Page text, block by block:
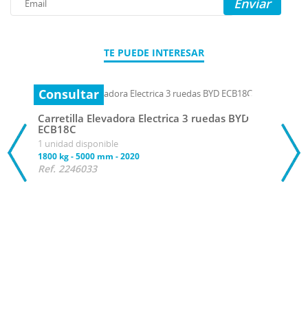
TE PUEDE INTERESAR
Consultar
Carretilla Elevadora Electrica 3 ruedas BYD
ECB18C
1 unidad disponible
1800 kg-5000 mm -2020
Ref. 2246033